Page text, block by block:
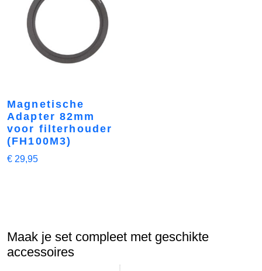
Magnetische
Adapter 82mm
voor filterhouder
(FH100M3)
€ 29,95
Maak je set compleet met geschikte
accessoires